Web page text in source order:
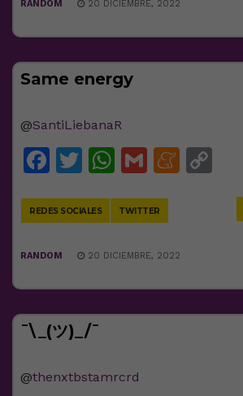
RANDOM 20 DICIEMBRE, 2022
Same energy
@SantiLiebanaR
Facebook
Twitter
WhatsApp
Gmail
REDES SOCIALES TWITTER
RANDOM 20 DICIEMBRE, 2022
¯\_(ツ)_/¯
@thenxtbstamrcrd